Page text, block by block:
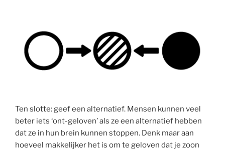
Ten slotte: geef een alternatief. Mensen kunnen veel
beter iets ‘ont-geloven’ als ze een alternatief hebben
dat ze in hun brein kunnen stoppen. Denk maar aan
hoeveel makkelijker het is om te geloven dat je zoon